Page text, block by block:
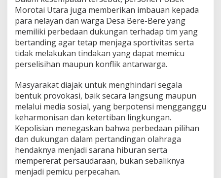
i
l
a
t
r
a
h
i
a
n
J
a
g
a
K
a
m
Morotai Utara juga memberikan imbauan kepada
para nelayan dan warga Desa Bere-Bere yang
memiliki perbedaan dukungan terhadap tim yang
bertanding agar tetap menjaga sportivitas serta
tidak melakukan tindakan yang dapat memicu
perselisihan maupun konflik antarwarga.
Masyarakat diajak untuk menghindari segala
bentuk provokasi, baik secara langsung maupun
melalui media sosial, yang berpotensi mengganggu
keharmonisan dan ketertiban lingkungan.
Kepolisian menegaskan bahwa perbedaan pilihan
dan dukungan dalam pertandingan olahraga
hendaknya menjadi sarana hiburan serta
mempererat persaudaraan, bukan sebaliknya
menjadi pemicu perpecahan.